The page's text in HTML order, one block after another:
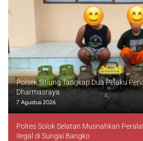
Polsek Sitiung Tangkap Dua Pelaku
Dharmasraya
7 Agustus 2026
Polres Solok Selatan Musnahkan
Ilegal di Sungai Bangko